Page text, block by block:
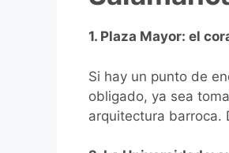
1. Plaza Mayor: el
Si hay un punto de
obligado, ya sea
arquitectura barroca.